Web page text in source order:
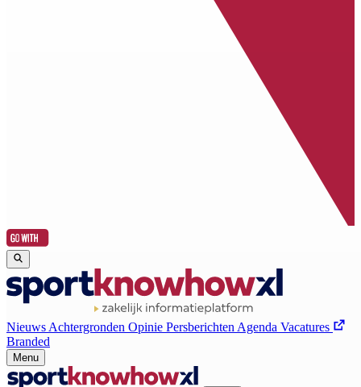
Nieuws Achtergronden Opinie Persberichten Agenda Vacatures
Branded
Menu